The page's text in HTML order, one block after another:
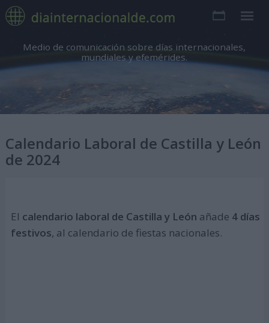
Medio de comunicación sobre días internacionales,
mundiales y efemérides.
Calendario Laboral de Castilla y León
de 2024
El calendario laboral de Castilla y León añade 4 días
festivos, al calendario de fiestas nacionales.